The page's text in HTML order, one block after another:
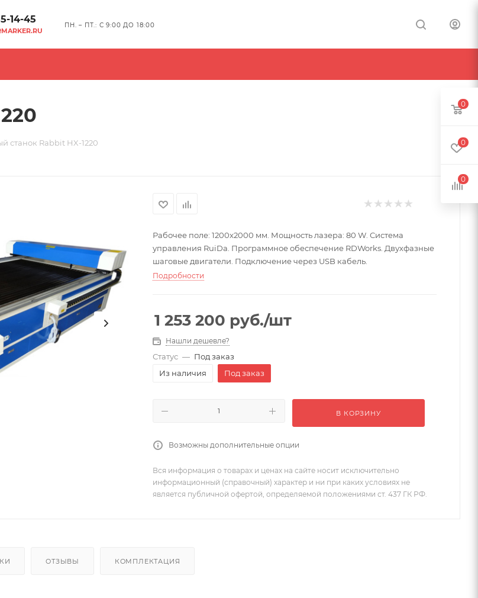
14-45
ПН. – ПТ.: С 9:00 ДО 18:00
станок Rabbit HX-1220
Рабочее поле: 1200x2000 мм. Мощность лазера: 80 W. Система
управления RuiDa. Программное обеспечение RDWorks. Двухфазные
шаговые двигатели. Подключение через USB кабель.
Подробности
1 253 200 руб./шт
Нашли дешевле?
Статус — Под заказ
Из наличия
Под заказ
В КОРЗИНУ
Возможны дополнительные опции
Вся информация о товарах и ценах на сайте носит исключительно
информационный (справочный) характер и ни при каких условиях не
является публичной офертой, определяемой положениями ст. 437 ГК РФ.
ОТЗЫВЫ КОМПЛЕКТАЦИЯ
0
0
0